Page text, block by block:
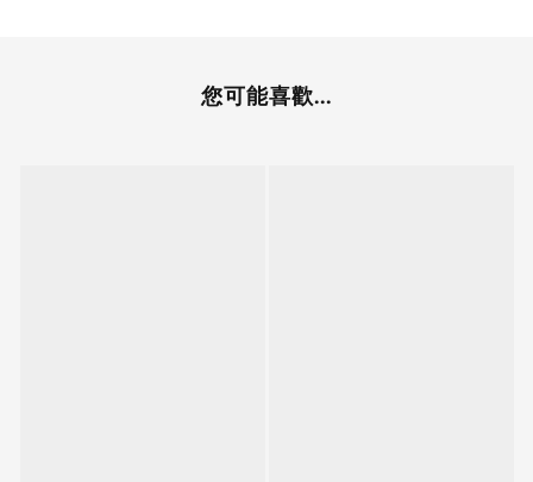
您可能喜歡...